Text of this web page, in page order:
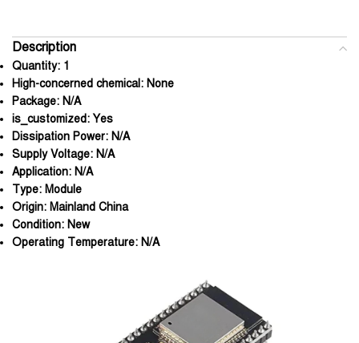
Description
Quantity: 1
High-concerned chemical: None
Package: N/A
is_customized: Yes
Dissipation Power: N/A
Supply Voltage: N/A
Application: N/A
Type: Module
Origin: Mainland China
Condition: New
Operating Temperature: N/A